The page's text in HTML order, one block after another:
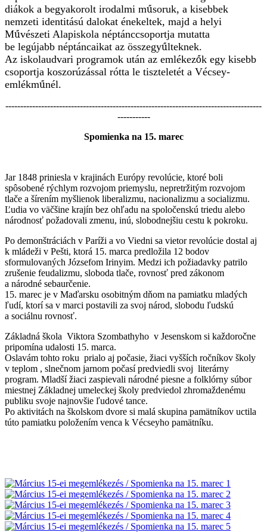
diákok a begyakorolt irodalmi műsoruk, a kisebbek
nemzeti identitású dalokat énekeltek, majd a helyi
Művészeti Alapiskola néptánccsoportja mutatta
be legújabb néptáncaikat az összegyűlteknek.
Az iskolaudvari programok után az emlékezők egy kisebb
csoportja koszorúzással rótta le tiszteletét a Vécsey-
emlékműnél.
--------------------------------------------------------------------------------------
-----------
Spomienka na 15. marec
Jar 1848 priniesla v krajinách Európy revolúcie, ktoré boli
spôsobené rýchlym rozvojom priemyslu, nepretržitým rozvojom
tlače a šírením myšlienok liberalizmu, nacionalizmu a socializmu.
Ľudia vo väčšine krajín bez ohľadu na spoločenskú triedu alebo
národnosť požadovali zmenu, inú, slobodnejšiu cestu k pokroku.
Po demonštráciách v Paríži a vo Viedni sa vietor revolúcie dostal aj
k mládeži v Pešti, ktorá 15. marca predložila 12 bodov
sformulovaných Józsefom Irinyim. Medzi ich požiadavky patrilo
zrušenie feudalizmu, sloboda tlače, rovnosť pred zákonom
a národné sebaurčenie.
15. marec je v Maďarsku osobitným dňom na pamiatku mladých
ľudí, ktorí sa v marci postavili za svoj národ, slobodu ľudskú
a sociálnu rovnosť.
Základná škola Viktora Szombathyho v Jesenskom si každoročne
pripomína udalosti 15. marca.
Oslavám tohto roku prialo aj počasie, žiaci vyšších ročníkov školy
v teplom , slnečnom jarnom počasí predviedli svoj literárny
program. Mladší žiaci zaspievali národné piesne a folklórny súbor
miestnej Základnej umeleckej školy predviedol zhromaždenému
publiku svoje najnovšie ľudové tance.
Po aktivitách na školskom dvore si malá skupina pamätníkov uctila
túto pamiatku položením venca k Vécseyho pamätníku.